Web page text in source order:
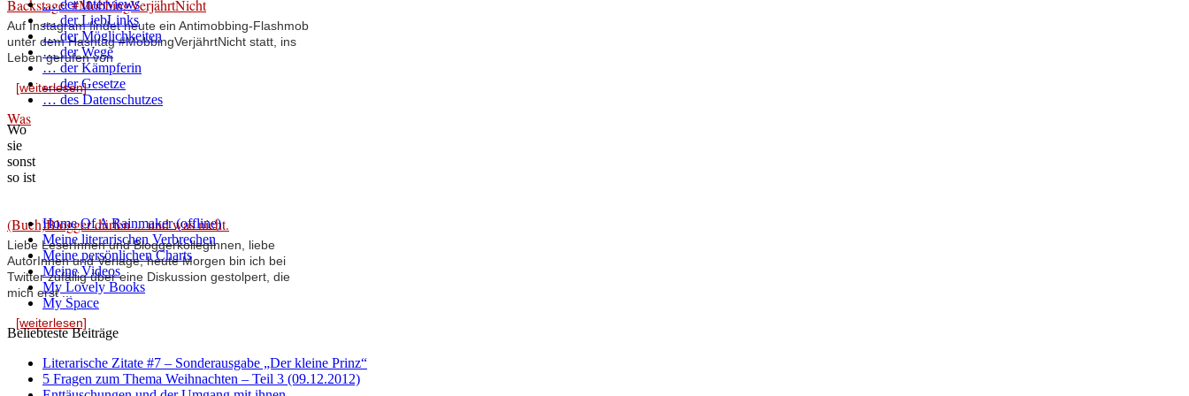
Backstage: #MobbingVerjährtNicht
Auf Instagram findet heute ein Antimobbing-Flashmob
unter dem Hashtag #MobbingVerjährtNicht statt, ins
Leben gerufen von
[weiterlesen]
Was
(Buch)Blogger dürfen ... und was nicht.
Liebe LeserInnen und BloggerkollegInnen, liebe
AutorInnen und Verlage, heute Morgen bin ich bei
Twitter zufällig über eine Diskussion gestolpert, die
mich erst ...
[weiterlesen]
… der Interviews
… der LiebLinks
… der Möglichkeiten
… der Wege
… der Kämpferin
… der Gesetze
… des Datenschutzes
Wo
sie
sonst
so ist
Home Of A Rainmaker (offline)
Meine literarischen Verbrechen
Meine persönlichen Charts
Meine Videos
My Lovely Books
My Space
Beliebteste Beiträge
Literarische Zitate #7 – Sonderausgabe „Der kleine Prinz“
5 Fragen zum Thema Weihnachten – Teil 3 (09.12.2012)